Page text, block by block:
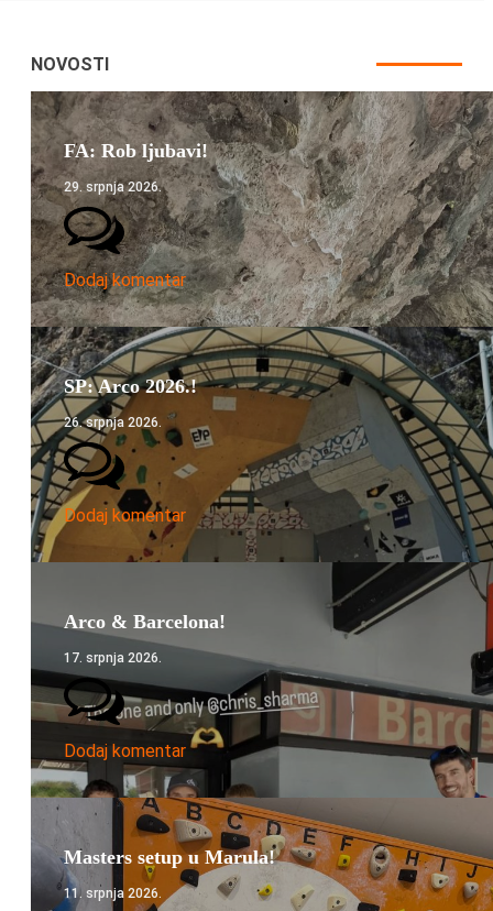
NOVOSTI
FA: Rob ljubavi!
29. srpnja 2026.
Dodaj komentar
SP: Arco 2026.!
26. srpnja 2026.
Dodaj komentar
Arco & Barcelona!
17. srpnja 2026.
Dodaj komentar
Masters setup u Marula!
11. srpnja 2026.